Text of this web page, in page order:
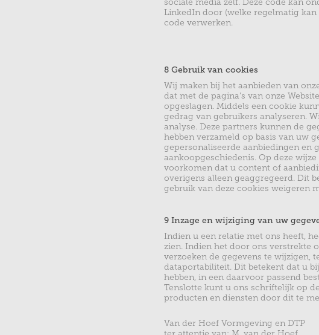
sociale media zelf. Deze code kan
LinkedIn door (welke regelmatig
code verwerken.
8 Gebruik van cookies
Wij maken bij het aanbieden van
dat met de pagina’s van onze
opgeslagen. Middels een cookie
gedrag van gebruikers analyseren.
analyse. Deze partners kunnen de
hebben verzameld op basis van uw
gepersonaliseerde aanbiedingen en
aankoopgeschiedenis. Op deze
voorkomen dat u content of
overigens alleen geaggregeerd. Dit
gebruik van deze cookies weigeren
9 Inzage en wijziging van uw
Indien u een relatie met ons heeft,
zien. Indien het door ons verstrekte
verzoeken de gegevens te wijzigen,
dataportabiliteit. Dit betekent dat u
hebben, in een daarvoor passend
Tenslotte kunt u ons schriftelijk op
producten en diensten door dit te
Van der Hoef Vormgeving en DTP